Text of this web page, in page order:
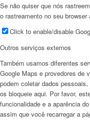
Se não quiser que nós
o rastreamento no seu browser
Click to enable/disable
Outros serviços externos
Também usamos diferentes
Google Maps e provedores de
podem coletar dados
os bloqueie aqui. Por favor,
funcionalidade e a aparência
assim que você recarregar a